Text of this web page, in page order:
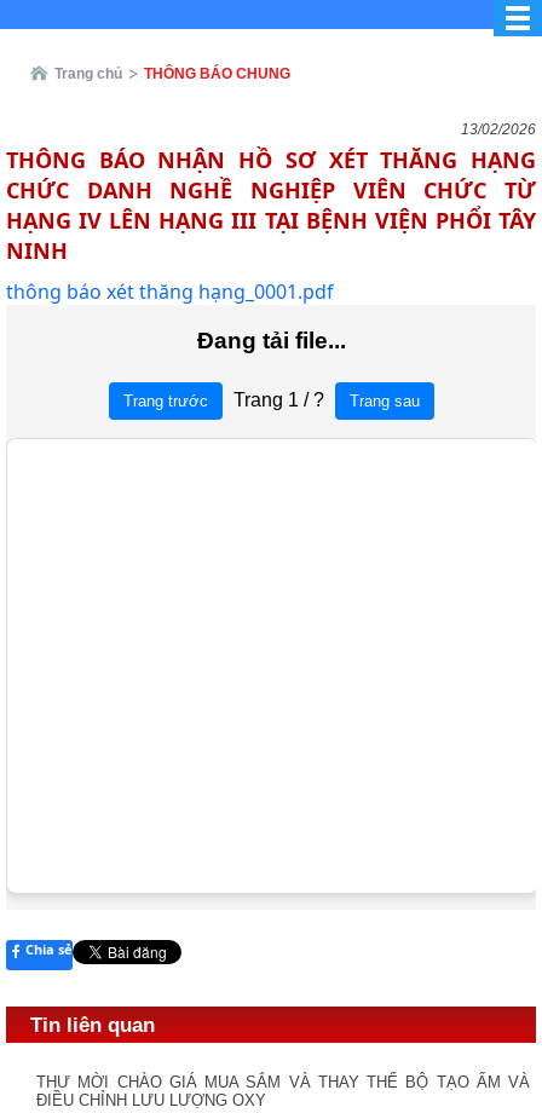
Trang chủ THÔNG BÁO CHUNG
13/02/2026
THÔNG BÁO NHẬN HỒ SƠ XÉT THĂNG HẠNG
CHỨC DANH NGHỀ NGHIỆP VIÊN CHỨC TỪ
HẠNG IV LÊN HẠNG III TẠI BỆNH VIỆN PHỔI TÂY
NINH
thông báo xét thăng hạng_0001.pdf
Chia sẻ
Tin liên quan
THƯ MỜI CHÀO GIÁ MUA SẮM VÀ THAY THẾ BỘ TẠO ẨM VÀ
ĐIỀU CHỈNH LƯU LƯỢNG OXY